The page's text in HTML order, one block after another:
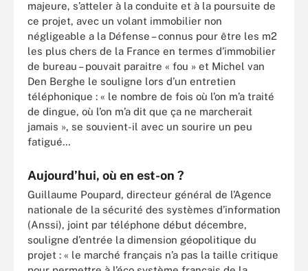
majeure, s’atteler à la conduite et à la poursuite de
ce projet, avec un volant immobilier non
négligeable a la Défense – connus pour être les m2
les plus chers de la France en termes d’immobilier
de bureau – pouvait paraitre « fou » et Michel van
Den Berghe le souligne lors d’un entretien
téléphonique : « le nombre de fois où l’on m’a traité
de dingue, où l’on m’a dit que ça ne marcherait
jamais », se souvient-il avec un sourire un peu
fatigué…
Aujourd’hui, où en est-on ?
Guillaume Poupard, directeur général de l’Agence
nationale de la sécurité des systèmes d’information
(Anssi), joint par téléphone début décembre,
souligne d’entrée la dimension géopolitique du
projet : « le marché français n’a pas la taille critique